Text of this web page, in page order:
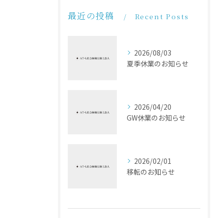
最近の投稿 Recent Posts
2026/08/03
夏季休業のお知らせ
2026/04/20
GW休業のお知らせ
2026/02/01
移転のお知らせ